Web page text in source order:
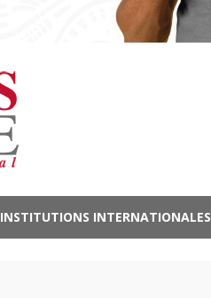
INSTITUTIONS INTERNATIONALES